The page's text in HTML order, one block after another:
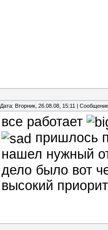
Дата: Вторник, 26.08.08, 15:11 |
все работает
пришлось
нашел нужный
дело было вот
высокий